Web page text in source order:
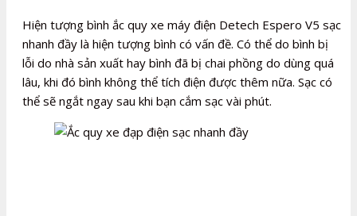
Hiện tượng bình ắc quy xe máy điện Detech Espero V5 sạc
nhanh đầy là hiện tượng bình có vấn đề. Có thể do bình bị
lỗi do nhà sản xuất hay bình đã bị chai phồng do dùng quá
lâu, khi đó bình không thể tích điện được thêm nữa. Sạc có
thể sẽ ngắt ngay sau khi bạn cắm sạc vài phút.